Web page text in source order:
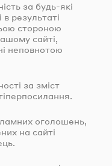
за будь-які
результаті
стороною
сайті,
неповнотою
за зміст
оголошень,
на сайті